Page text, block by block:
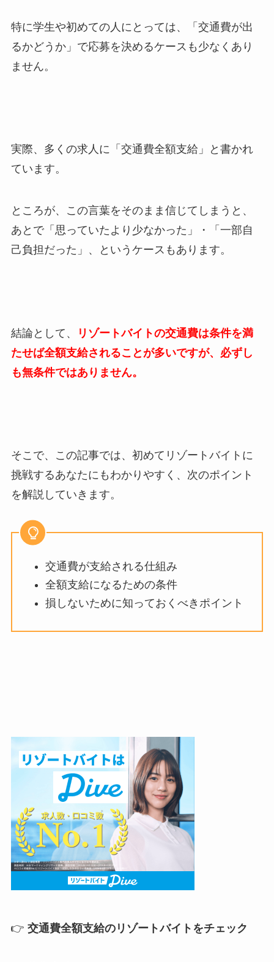
特に学生や初めての人にとっては、「交通費が出
るかどうか」で応募を決めるケースも少なくあり
ません。
実際、多くの求人に「交通費全額支給」と書かれ
ています。
ところが、この言葉をそのまま信じてしまうと、
あとで「思っていたより少なかった」・「一部自
己負担だった」、というケースもあります。
結論として、
リゾートバイトの交通費は条件を満
たせば全額支給されることが多いですが、必ずし
も無条件ではありません。
そこで、この記事では、初めてリゾートバイトに
挑戦するあなたにもわかりやすく、次のポイント
を解説していきます。
交通費が支給される仕組み
全額支給になるための条件
損しないために知っておくべきポイント
👉 交通費全額支給のリゾートバイトをチェック